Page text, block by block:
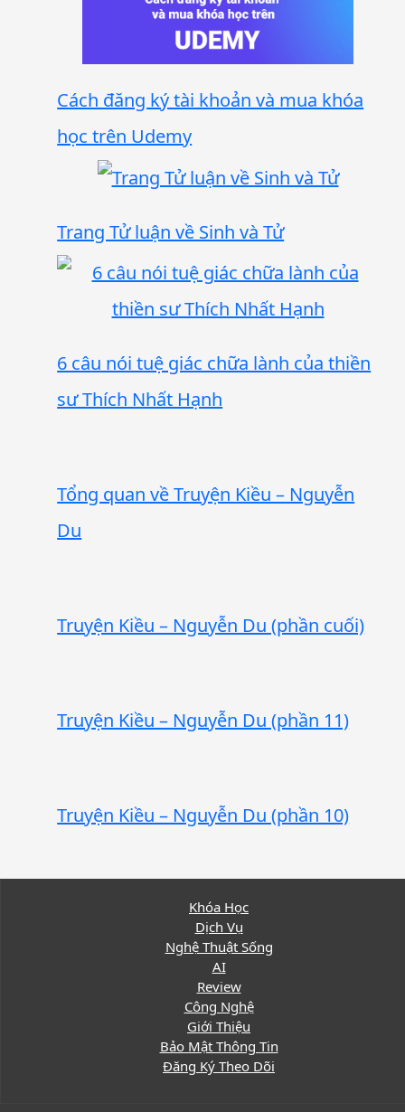
Cách đăng ký tài khoản và mua khóa
học trên Udemy
Trang Tử luận về Sinh và Tử
6 câu nói tuệ giác chữa lành của thiền
sư Thích Nhất Hạnh
Tổng quan về Truyện Kiều – Nguyễn
Du
Truyện Kiều – Nguyễn Du (phần cuối)
Truyện Kiều – Nguyễn Du (phần 11)
Truyện Kiều – Nguyễn Du (phần 10)
Khóa Học
Dịch Vụ
Nghệ Thuật Sống
AI
Review
Công Nghệ
Giới Thiệu
Bảo Mật Thông Tin
Đăng Ký Theo Dõi